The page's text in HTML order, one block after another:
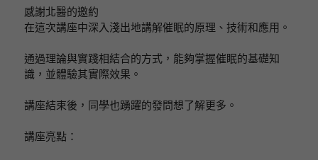
感謝北醫的邀約
在這次講座中深入淺出地講解催眠的原理、技術和應用。
通過理論與實踐相結合的方式，能夠掌握催眠的基礎知
識，並體驗其實際效果。
講座結束後，同學也踴躍的發問想了解更多。
講座亮點：